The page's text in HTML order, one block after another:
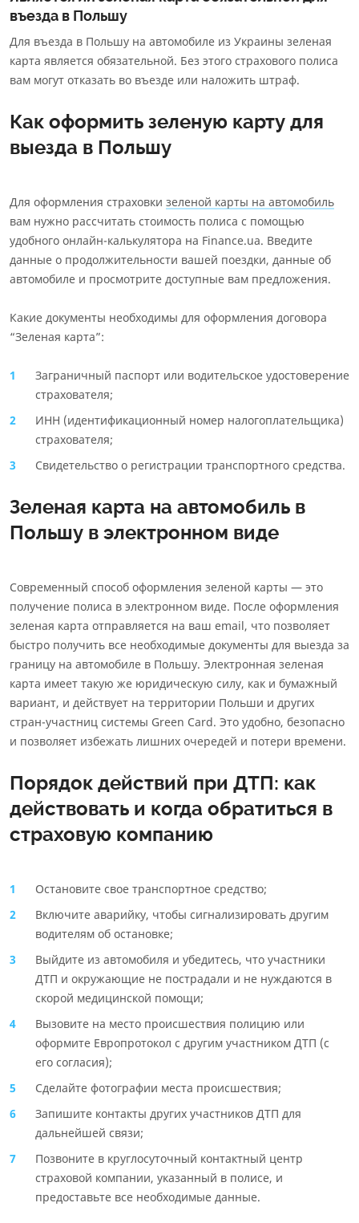
въезда в Польшу
Для въезда в Польшу на автомобиле из Украины зеленая
карта является обязательной. Без этого страхового полиса
вам могут отказать во въезде или наложить штраф.
Как оформить зеленую карту для
выезда в Польшу
Для оформления страховки зеленой карты на автомобиль
вам нужно рассчитать стоимость полиса с помощью
удобного онлайн-калькулятора на Finance.ua. Введите
данные о продолжительности вашей поездки, данные об
автомобиле и просмотрите доступные вам предложения.
Какие документы необходимы для оформления договора
“Зеленая карта”:
Заграничный паспорт или водительское удостоверение
страхователя;
ИНН (идентификационный номер налогоплательщика)
страхователя;
Свидетельство о регистрации транспортного средства.
Зеленая карта на автомобиль в
Польшу в электронном виде
Современный способ оформления зеленой карты — это
получение полиса в электронном виде. После оформления
зеленая карта отправляется на ваш email, что позволяет
быстро получить все необходимые документы для выезда за
границу на автомобиле в Польшу. Электронная зеленая
карта имеет такую же юридическую силу, как и бумажный
вариант, и действует на территории Польши и других
стран-участниц системы Green Card. Это удобно, безопасно
и позволяет избежать лишних очередей и потери времени.
Порядок действий при ДТП: как
действовать и когда обратиться в
страховую компанию
Остановите свое транспортное средство;
Включите аварийку, чтобы сигнализировать другим
водителям об остановке;
Выйдите из автомобиля и убедитесь, что участники
ДТП и окружающие не пострадали и не нуждаются в
скорой медицинской помощи;
Вызовите на место происшествия полицию или
оформите Европротокол с другим участником ДТП (с
его согласия);
Сделайте фотографии места происшествия;
Запишите контакты других участников ДТП для
дальнейшей связи;
Позвоните в круглосуточный контактный центр
страховой компании, указанный в полисе, и
предоставьте все необходимые данные.